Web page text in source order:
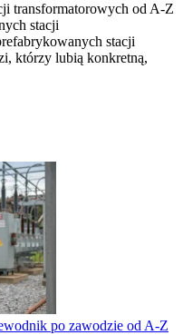
transformatorowych od A-Z
stacji
stacji
którzy lubią konkretną,
po zawodzie od A-Z